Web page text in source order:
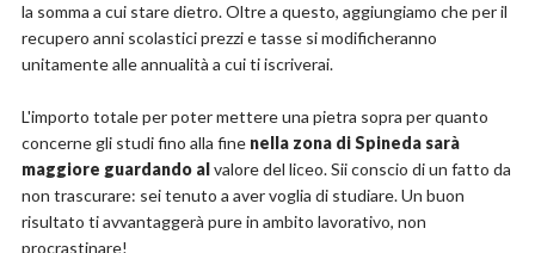
la somma a cui stare dietro. Oltre a questo, aggiungiamo che per il
recupero anni scolastici prezzi e tasse si modificheranno
unitamente alle annualità a cui ti iscriverai.
L'importo totale per poter mettere una pietra sopra per quanto
concerne gli studi fino alla fine nella zona di Spineda sarà
maggiore guardando alvalore del liceo. Sii conscio di un fatto da
non trascurare: sei tenuto a aver voglia di studiare. Un buon
risultato ti avvantaggerà pure in ambito lavorativo, non
procrastinare!